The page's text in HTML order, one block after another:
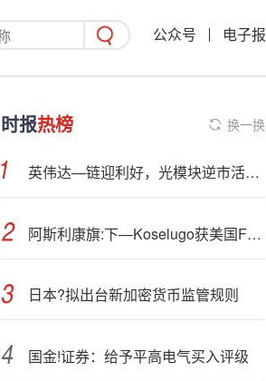
公众号 电子报
时报热榜 换一换
英伟达—链迎利好，光模块逆市活跃！光库科技领涨超14%，创业板人工智能ETF（159363）金针探底
阿斯利康旗:下—Koselugo获美国FDA批准用于成人Ⅰ型神经纤维瘤病治疗
日本?拟出台新加密货币监管规则
国金!证券：给予平高电气买入评级